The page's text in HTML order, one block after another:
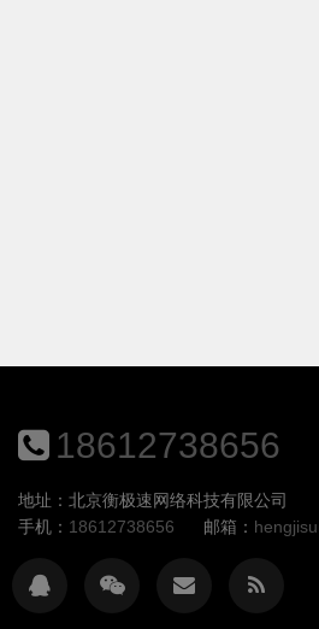
18612738656
地址：北京衡极速网络科技有限公司
手机： 18612738656 邮箱：